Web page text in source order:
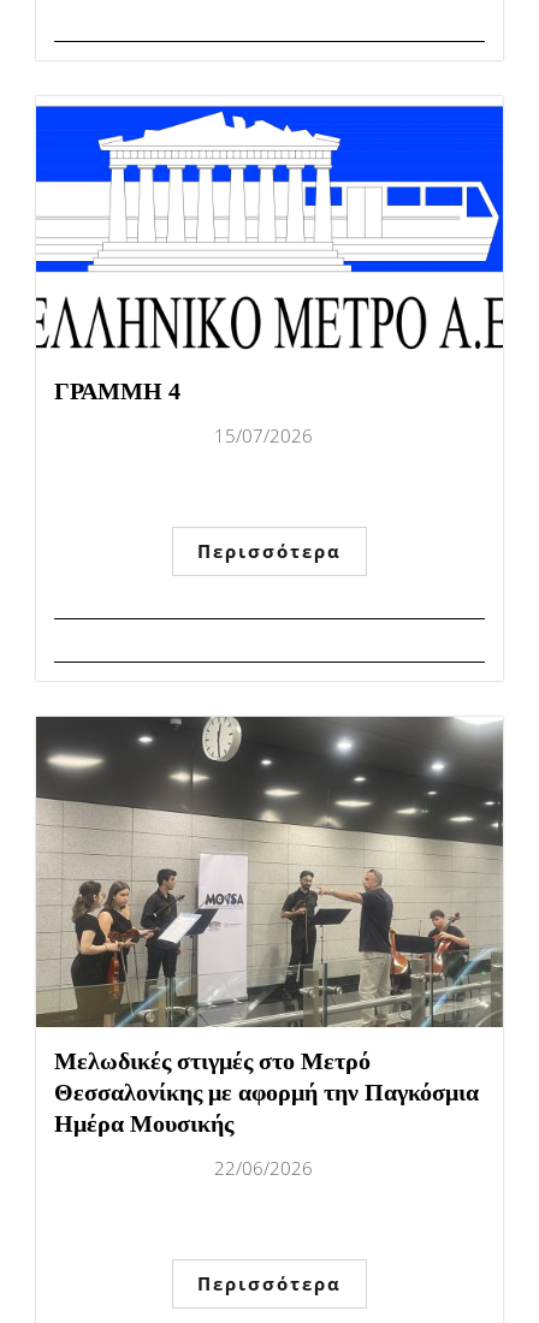
ΓΡΑΜΜΗ 4
15/07/2026
Περισσότερα
Μελωδικές στιγμές στο Μετρό
Θεσσαλονίκης με αφορμή την Παγκόσμια
Ημέρα Μουσικής
22/06/2026
Περισσότερα